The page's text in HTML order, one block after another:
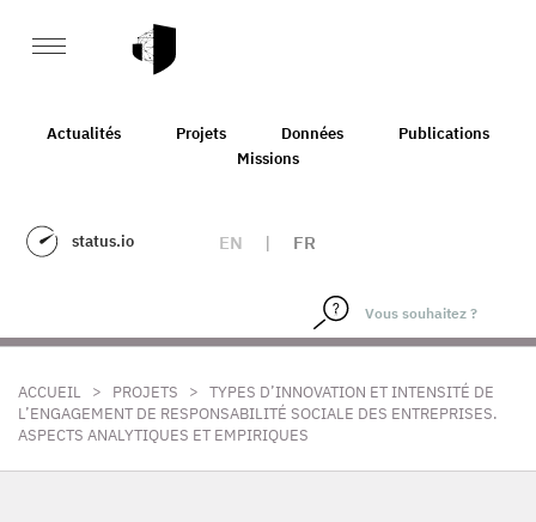
Actualités Projets Données
Publications
Missions
status.io EN | FR
ACCUEIL > PROJETS > TYPES D’INNOVATION ET INTENSITÉ DE
L’ENGAGEMENT DE RESPONSABILITÉ SOCIALE DES ENTREPRISES.
ASPECTS ANALYTIQUES ET EMPIRIQUES